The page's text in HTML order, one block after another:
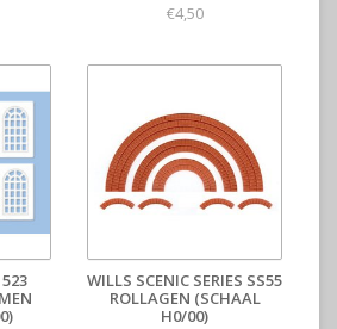
€4,50
WILLS SCENIC SERIES SS55
ROLLAGEN (SCHAAL
H0/00)